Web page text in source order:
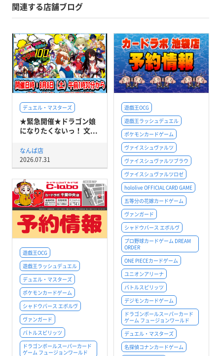
関連する店舗ブログ
デュエル・マスターズ
★緊急開催★ドラゴン娘
になりたくないっ！ 文...
なんば店
2026.07.31
遊戯王OCG
遊戯王ラッシュデュエル
ポケモンカードゲーム
ヴァイスシュヴァルツ
ヴァイスシュヴァルツブラウ
ヴァイスシュヴァルツロゼ
hololive OFFICIAL CARD GAME
五等分の花嫁カードゲーム
ヴァンガード
シャドウバース エボルヴ
プロ野球カードゲーム DREAM
ORDER
ONE PIECEカードゲーム
ユニオンアリーナ
バトルスピリッツ
デジモンカードゲーム
ドラゴンボールスーパーカード
ゲーム フュージョンワールド
デュエル・マスターズ
名探偵コナンカードゲーム
遊戯王OCG
遊戯王ラッシュデュエル
デュエル・マスターズ
ポケモンカードゲーム
シャドウバース エボルヴ
ヴァンガード
バトルスピリッツ
ドラゴンボールスーパーカード
ゲーム フュージョンワールド